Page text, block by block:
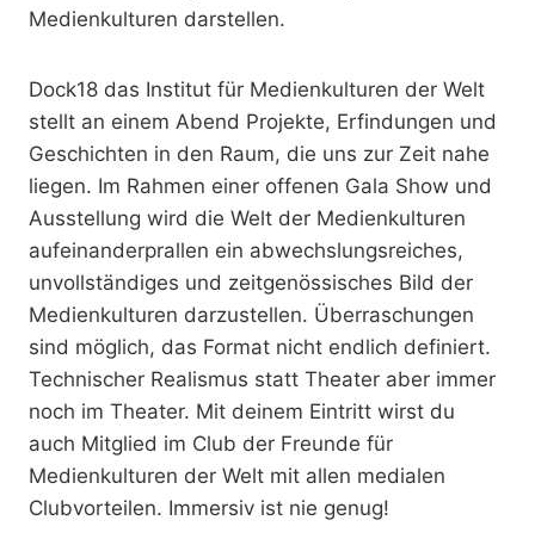
Medienkulturen darstellen.
Dock18 das Institut für Medienkulturen der Welt
stellt an einem Abend Projekte, Erfindungen und
Geschichten in den Raum, die uns zur Zeit nahe
liegen. Im Rahmen einer offenen Gala Show und
Ausstellung wird die Welt der Medienkulturen
aufeinanderprallen ein abwechslungsreiches,
unvollständiges und zeitgenössisches Bild der
Medienkulturen darzustellen. Überraschungen
sind möglich, das Format nicht endlich definiert.
Technischer Realismus statt Theater aber immer
noch im Theater. Mit deinem Eintritt wirst du
auch Mitglied im Club der Freunde für
Medienkulturen der Welt mit allen medialen
Clubvorteilen. Immersiv ist nie genug!